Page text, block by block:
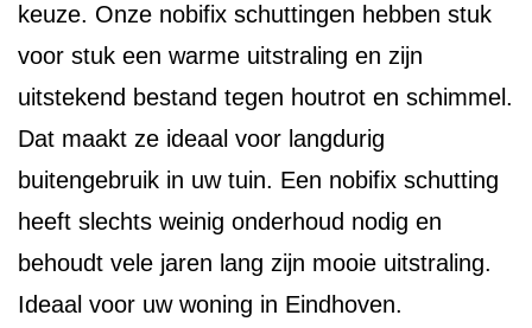
keuze. Onze nobifix schuttingen hebben stuk
voor stuk een warme uitstraling en zijn
uitstekend bestand tegen houtrot en schimmel.
Dat maakt ze ideaal voor langdurig
buitengebruik in uw tuin. Een nobifix schutting
heeft slechts weinig onderhoud nodig en
behoudt vele jaren lang zijn mooie uitstraling.
Ideaal voor uw woning in Eindhoven.